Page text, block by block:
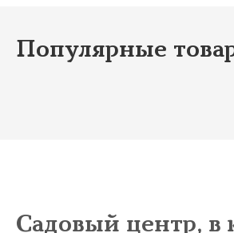
Популярные
Садовый центр, в